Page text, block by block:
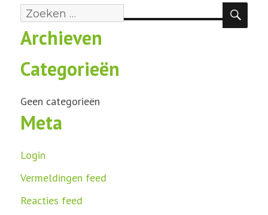
Zoeken
naar:
Archieven
Categorieën
Geen categorieën
Meta
Login
Vermeldingen feed
Reacties feed